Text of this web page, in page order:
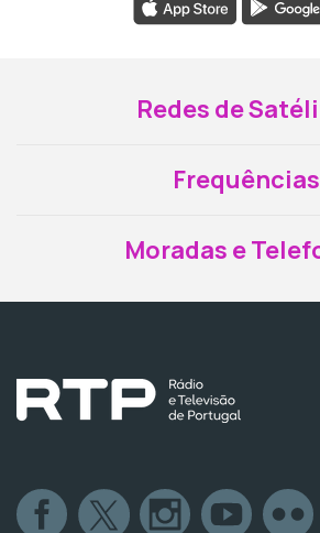
Redes de
Frequências
Moradas e